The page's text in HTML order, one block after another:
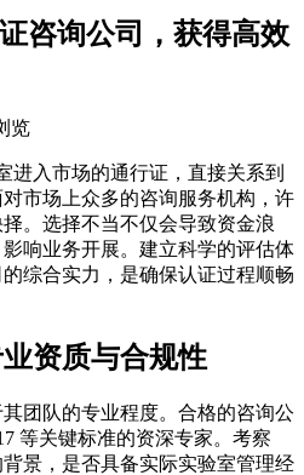
咨询公司，获得高效
览
进入市场的通行证，直接关系到
市场上众多的咨询服务机构，许
。选择不当不仅会导致资金浪
响业务开展。建立科学的评估体
综合实力，是确保认证过程顺畅
资质与合规性
团队的专业程度。合格的咨询公
等关键标准的资深专家。考察
景，是否具备实际实验室管理经